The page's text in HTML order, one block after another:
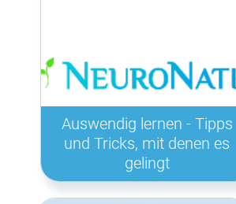
Auswendig lernen - Tipps
und Tricks, mit denen es
gelingt